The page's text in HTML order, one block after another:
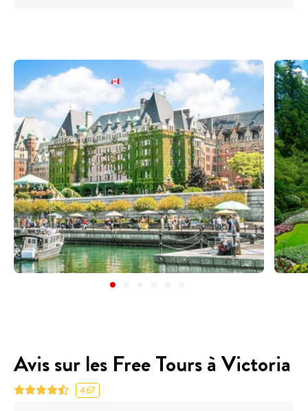
Avis sur les Free Tours à Victoria
4.67